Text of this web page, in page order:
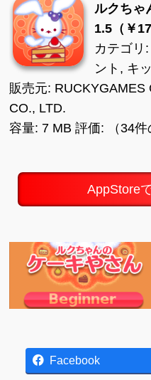
ルクちゃ
1.5（￥
カテゴリ
ント, キ
販売元: RUCKYGAMES
CO., LTD.
容量: 7 MB 評価: （34件
AppStore
Facebook